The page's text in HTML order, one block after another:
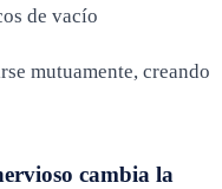
de vacío
mutuamente, creando
cambia la